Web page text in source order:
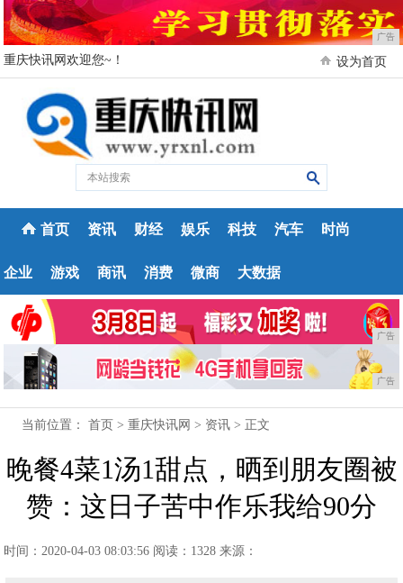
广告
重庆快讯网欢迎您~！ 设为首页
首页 资讯 财经 娱乐 科技 汽车 时尚
企业 游戏 商讯 消费 微商 大数据
广告
广告
当前位置：首页 >重庆快讯网 > 资讯 > 正文
晚餐4菜1汤1甜点，晒到朋友圈被
赞：这日子苦中作乐我给90分
时间：2020-04-03 08:03:56 阅读：1328 来源：